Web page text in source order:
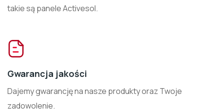
takie są panele Activesol.
Gwarancja jakości
Dajemy gwarancję na nasze produkty oraz Twoje
zadowolenie.